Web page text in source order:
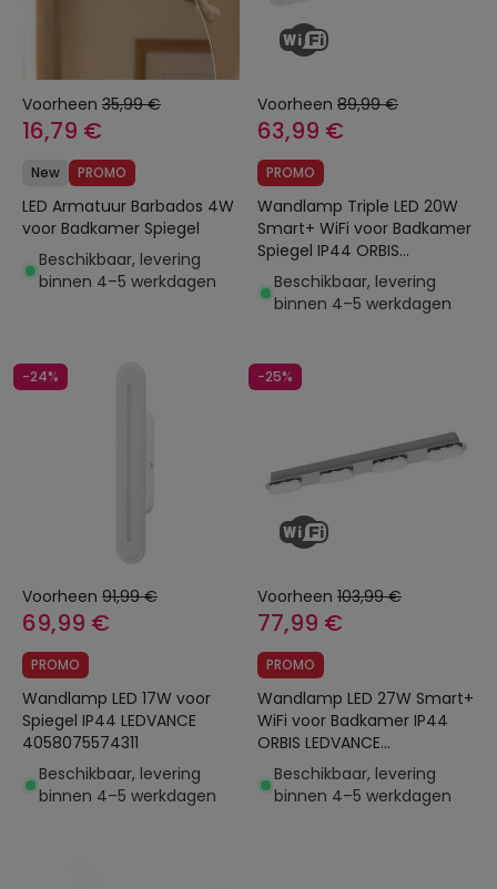
Voorheen 35,99 €
16,79 €
New PROMO
LED Armatuur Barbados 4W
voor Badkamer Spiegel
Beschikbaar, levering
binnen 4–5 werkdagen
Voorheen 89,99 €
63,99 €
PROMO
Wandlamp Triple LED 20W
Smart+ WiFi voor Badkamer
Spiegel IP44 ORBIS
LEDVANCE 4058075573680
Beschikbaar, levering
binnen 4–5 werkdagen
-24%
Voorheen 91,99 €
69,99 €
PROMO
Wandlamp LED 17W voor
Spiegel IP44 LEDVANCE
4058075574311
Beschikbaar, levering
binnen 4–5 werkdagen
-25%
Voorheen 103,99 €
77,99 €
PROMO
Wandlamp LED 27W Smart+
WiFi voor Badkamer IP44
ORBIS LEDVANCE
4058075573703
Beschikbaar, levering
binnen 4–5 werkdagen